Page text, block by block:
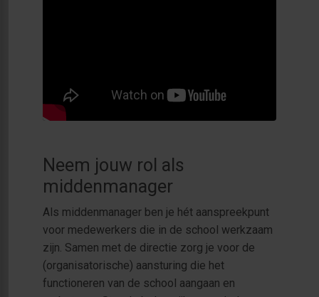
Neem jouw rol als
middenmanager
Als middenmanager ben je hét aanspreekpunt
voor medewerkers die in de school werkzaam
zijn. Samen met de directie zorg je voor de
(organisatorische) aansturing die het
functioneren van de school aangaan en